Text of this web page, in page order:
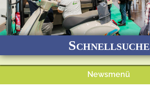
(c) Armin Huber/©MESSE ESSEN GmbH
Schnellsuche
Newsmenü